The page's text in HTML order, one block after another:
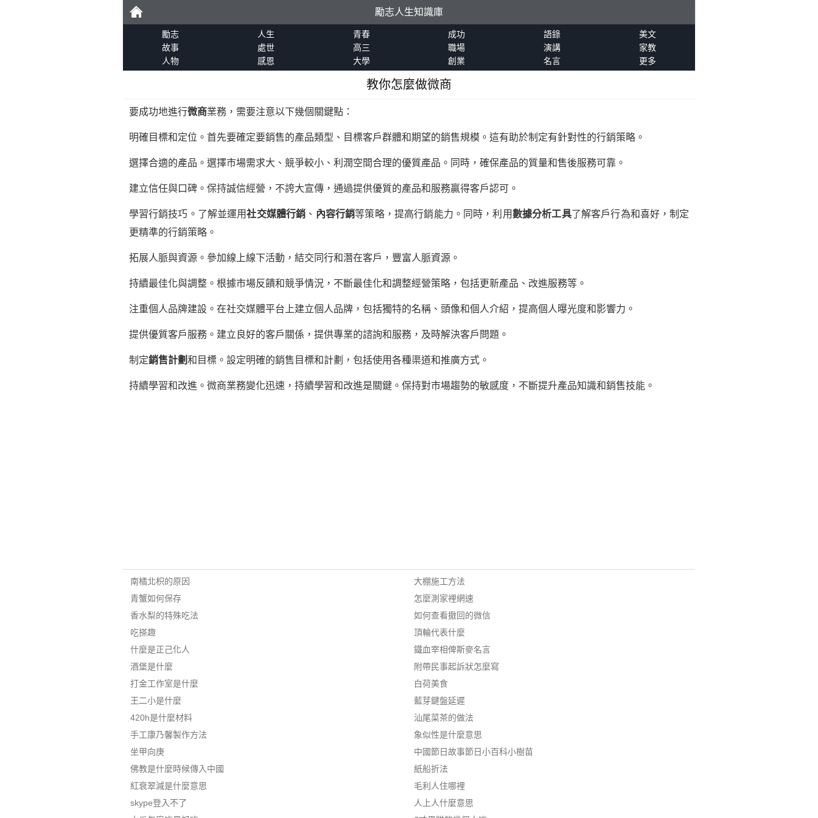
勵
勵志人生知識庫
勵志 人生 青春 成功 語錄
美文
故事
處世 高三 職場 演講
家教
人物
感恩 大學 創業 名言 更多
教你怎麼做微商
要成功地進行微商業務，需要注意以下幾個關鍵點：
明確目標和定位。首先要確定要銷售的產品類型、目標客戶群體和期望的銷售規模。這有助於制定有針對性的行銷策略。
選擇合適的產品。選擇市場需求大、競爭較小、利潤空間合理的優質產品。同時，確保產品的質量和售後服務可靠。
建立信任與口碑。保持誠信經營，不誇大宣傳，通過提供優質的產品和服務贏得客戶認可。
學習行銷技巧。了解並運用社交媒體行銷 、 內容行銷等策略，提高行銷能力。同時，利用數據分析工具了解客戶行為和喜好，制定
更精準的行銷策略。
拓展人脈與資源。參加線上線下活動，結交同行和潛在客戶，豐富人脈資源。
持續最佳化與調整。根據市場反饋和競爭情況，不斷最佳化和調整經營策略，包括更新產品、改進服務等。
注重個人品牌建設。在社交媒體平台上建立個人品牌，包括獨特的名稱、頭像和個人介紹，提高個人曝光度和影響力。
提供優質客戶服務。建立良好的客戶關係，提供專業的諮詢和服務，及時解決客戶問題。
制定銷售計劃和目標。設定明確的銷售目標和計劃，包括使用各種渠道和推廣方式。
持續學習和改進。微商業務變化迅速，持續學習和改進是關鍵。保持對市場趨勢的敏感度，不斷提升產品知識和銷售技能。
南橘北枳的原因
青蟹如何保存
香水梨的特殊吃法
吃搽趣
什麼是正己化人
酒堡是什麼
打金工作室是什麼
王二小是什麼
420h是什麼材料
手工康乃馨製作方法
坐甲向庚
佛教是什麼時候傳入中國
紅衰翠減是什麼意思
skype登入不了
大棚施工方法
怎麼測家裡網速
如何查看撤回的微信
頂輪代表什麼
鐵血宰相俾斯麥名言
附帶民事起訴狀怎麼寫
白荷美食
藍芽鍵盤延遲
汕尾菜茶的做法
象似性是什麼意思
中國節日故事節日小百科小樹苗
紙船折法
毛利人住哪裡
人上人什麼意思